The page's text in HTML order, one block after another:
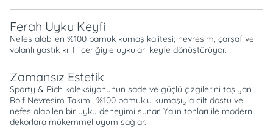
Ferah Uyku Keyfi
Nefes alabilen %100 pamuk kumaş kalitesi; nevresim, çarşaf ve
volanlı yastık kılıfı içeriğiyle uykuları keyfe dönüştürüyor.
Zamansız Estetik
Sporty & Rich koleksiyonunun sade ve güçlü çizgilerini taşıyan
Rolf Nevresim Takımı, %100 pamuklu kumaşıyla cilt dostu ve
nefes alabilen bir uyku deneyimi sunar. Yalın tonları ile modern
dekorlara mükemmel uyum sağlar.